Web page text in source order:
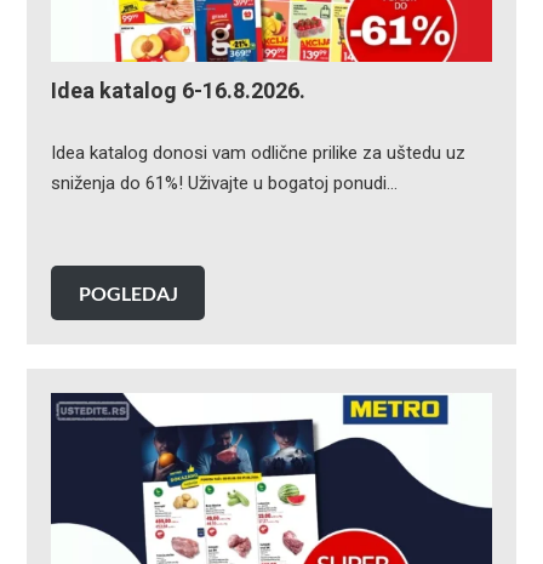
Idea katalog 6-16.8.2026.
Idea katalog donosi vam odlične prilike za uštedu uz
sniženja do 61%! Uživajte u bogatoj ponudi…
POGLEDAJ